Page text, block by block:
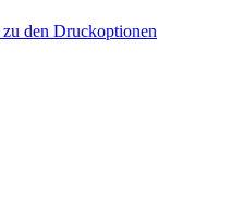
den Druckoptionen